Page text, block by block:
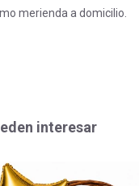
merienda a domicilio.
interesar